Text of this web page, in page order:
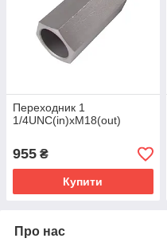
Переходник 1
1/4UNC(in)xM18(out)
955 ₴
Купити
Про нас